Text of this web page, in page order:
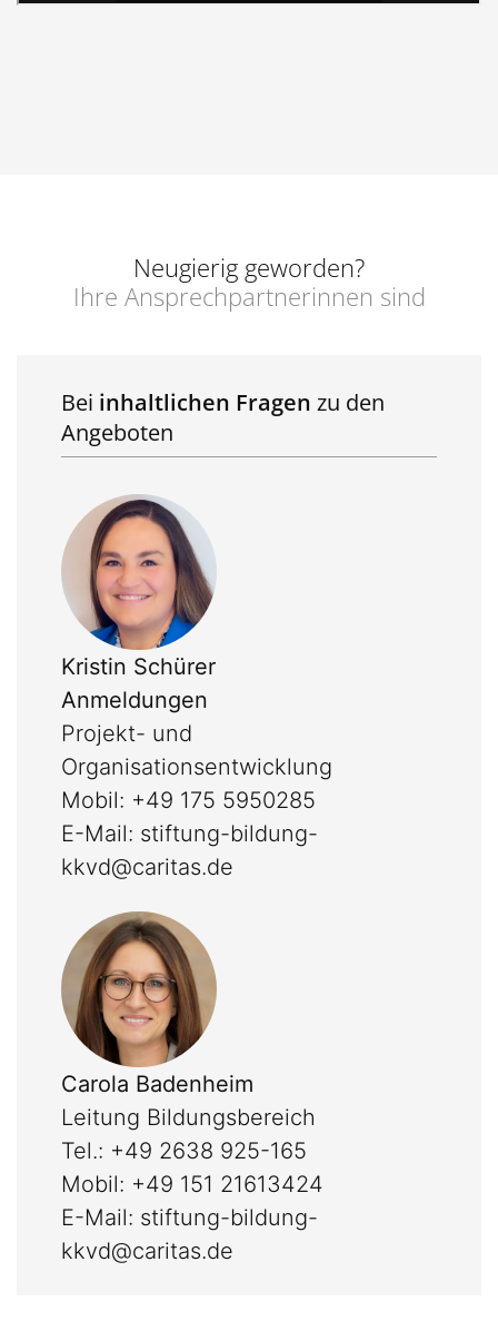
Neugierig geworden?
Ihre Ansprechpartnerinnen sind
Bei inhaltlichen Fragen zu den
Angeboten
Kristin Schürer
Anmeldungen
Projekt- und
Organisationsentwicklung
Mobil: +49 175 5950285
E-Mail: stiftung-bildung-
kkvd@caritas.de
Carola Badenheim
Leitung Bildungsbereich
Tel.: +49 2638 925-165
Mobil: +49 151 21613424
E-Mail: stiftung-bildung-
kkvd@caritas.de